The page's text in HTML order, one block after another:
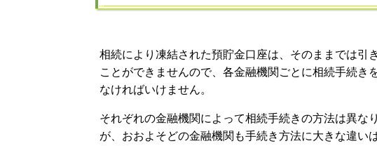
相続により凍結された預貯金口座は、そのままでは引
ことができませんので、各金融機関ごとに相続手続き
なければいけません。
それぞれの金融機関によって相続手続きの方法は異な
が、おおよそどの金融機関も手続き方法に大きな違い